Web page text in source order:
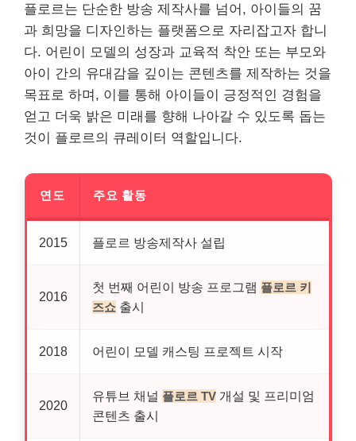
플로르는 단순한 방송 제작사를 넘어, 아이들의 꿈
과 희망을 디자인하는 플랫폼으로 자리잡고자 합니
다. 어린이 모델의 성장과 교육적 착안 또는 부모와
아이 간의 유대감을 깊이는 콘텐츠를 제작하는 것을
목표로 하며, 이를 통해 아이들이 긍정적인 경험을
얻고 더욱 밝은 미래를 향해 나아갈 수 있도록 돕는
것이 플로르의 큐레이 터 역할입니다.
연도 주요 활동
2015 플로르 방송제작사 설립
2016
첫 번째 어린이 방송 프로그램 플로르 키
즈쇼 출시
2018 어린이 모델 캐스팅 프로젝트 시작
2020
유튜브 채널 플로르 TV 개설 및 프리미엄
콘텐츠 출시